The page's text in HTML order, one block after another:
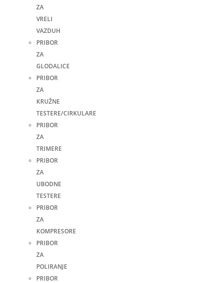
ZA
VRELI
VAZDUH
PRIBOR
ZA
GLODALICE
PRIBOR
ZA
KRUŽNE
TESTERE/CIRKULARE
PRIBOR
ZA
TRIMERE
PRIBOR
ZA
UBODNE
TESTERE
PRIBOR
ZA
KOMPRESORE
PRIBOR
ZA
POLIRANJE
PRIBOR